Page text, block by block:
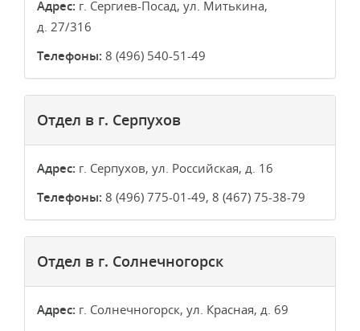
Адрес: г. Сергиев-Посад, ул. Митькина,
д. 27/316
Телефоны: 8 (496) 540-51-49
Отдел в г. Серпухов
Адрес: г. Серпухов, ул. Российская, д. 16
Телефоны: 8 (496) 775-01-49, 8 (467) 75-38-79
Отдел в г. Солнечногорск
Адрес: г. Солнечногорск, ул. Красная, д. 69